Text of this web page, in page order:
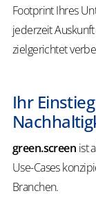
Footprint Ihres
jederzeit
zielgerichtet
Ihr
green.screen ist
Use-Cases
Branchen.